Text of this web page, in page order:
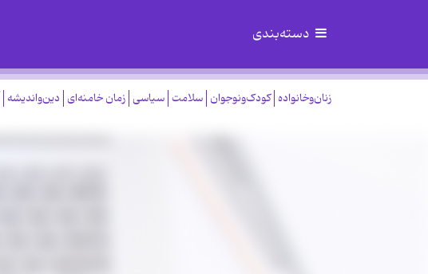
دسته‌بندی
زنان‌وخانواده کودک‌ونوجوان سلامت سیاسی زمان خامنه‌ای دین‌واندیشه